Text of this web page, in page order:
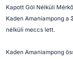
Kapott Gól Nélküli
Kaden Amaniampong a
nélküli meccs lett.
Kaden Amaniampong